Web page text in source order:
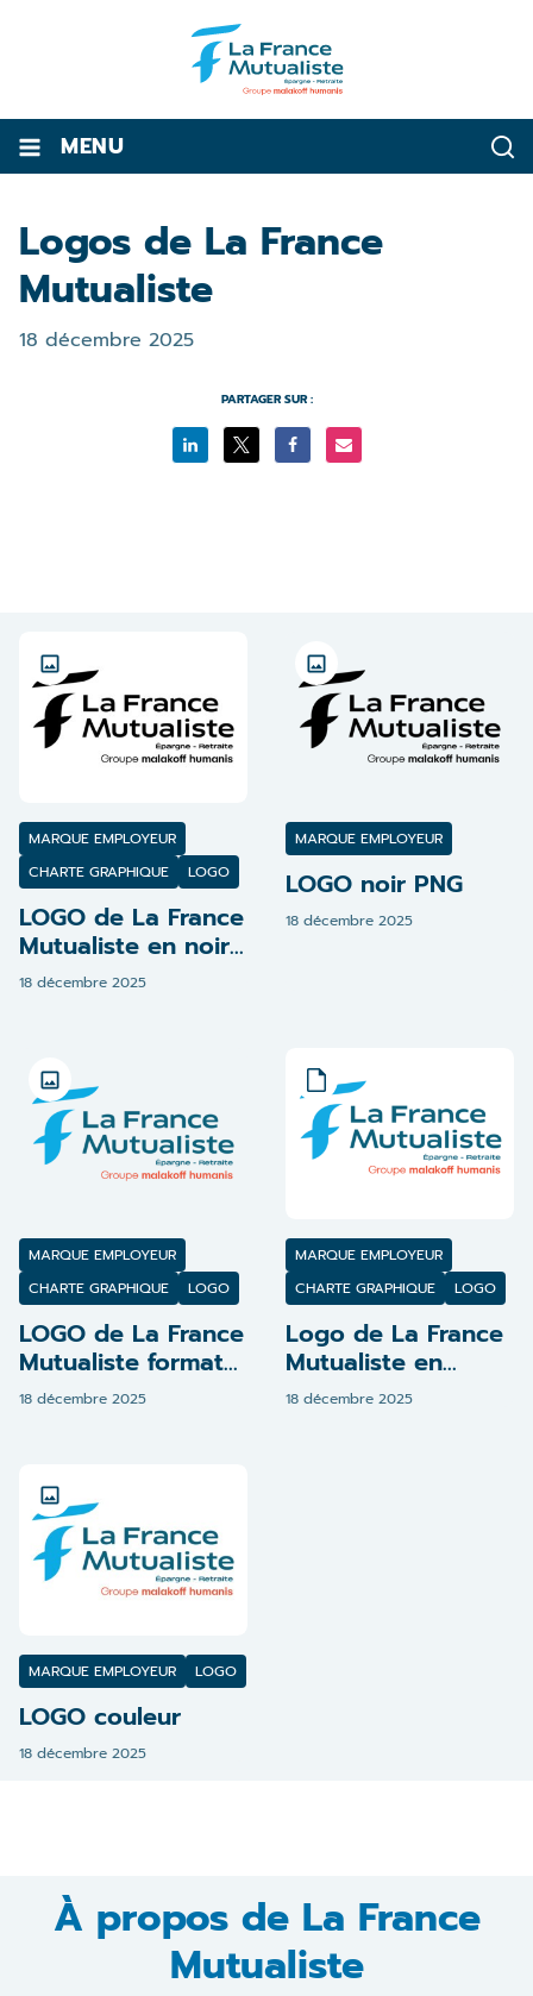
MENU
Logos de La France
Mutualiste
18 décembre 2025
PARTAGER SUR :
MARQUE EMPLOYEUR
CHARTE GRAPHIQUE
LOGO
LOGO de La France
Mutualiste en noir
et blanc
18 décembre 2025
MARQUE EMPLOYEUR
LOGO noir PNG
18 décembre 2025
MARQUE EMPLOYEUR
CHARTE GRAPHIQUE
LOGO
LOGO de La France
Mutualiste format
PNG
18 décembre 2025
MARQUE EMPLOYEUR
CHARTE GRAPHIQUE
LOGO
Logo de La France
Mutualiste en
couleur format
18 décembre 2025
MARQUE EMPLOYEUR LOGO
LOGO couleur
18 décembre 2025
À propos de La France
Mutualiste